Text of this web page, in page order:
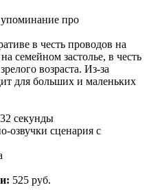
про
в честь проводов на
семейном застолье, в честь
возраста. Из-за
для больших и маленьких
секунды
озвучки сценария с
525 руб.